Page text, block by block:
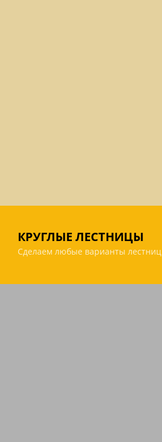
КРУГЛЫЕ ЛЕСТНИЦЫ
Сделаем любые варианты лестниц